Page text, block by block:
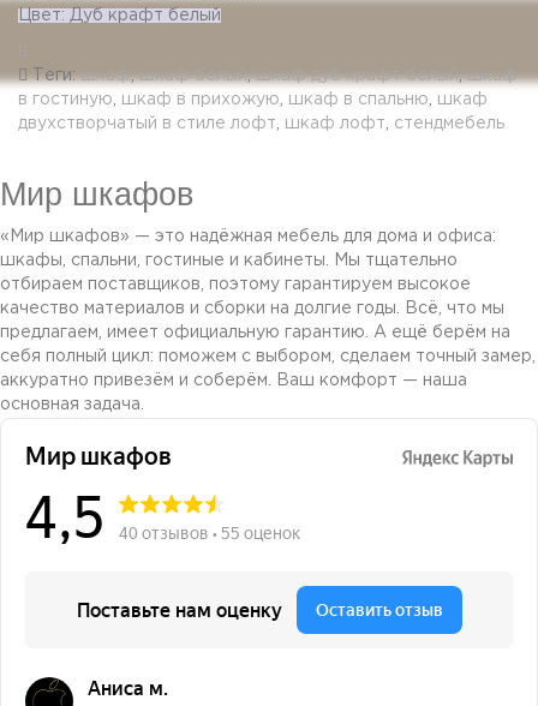
Цвет: Дуб крафт белый
Теги:шкаф,шкаф белый,шкаф дуб крафт белый,шкаф
в гостиную
шкаф в прихожую шкаф в спальню
шкаф
двухстворчатый в стиле лофт
шкаф лофт стендмебель
Мир шкафов
«Мир шкафов» — это надёжная мебель для дома и офиса:
шкафы, спальни, гостиные и кабинеты. Мы тщательно
отбираем поставщиков, поэтому гарантируем высокое
качество материалов и сборки на долгие годы. Всё, что мы
предлагаем, имеет официальную гарантию. А ещё берём на
себя полный цикл: поможем с выбором, сделаем точный замер,
аккуратно привезём и соберём. Ваш комфорт — наша
основная задача.